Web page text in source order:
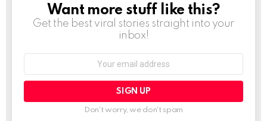
NEWSLETTER
Want more stuff like this?
Get the best viral stories straight into your
inbox!
Don't worry, we don't spam